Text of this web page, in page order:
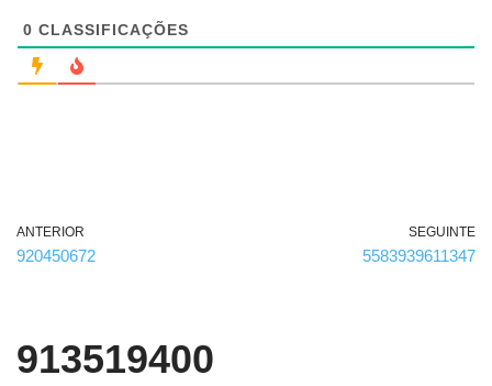
a
ó
0 CLASSIFICAÇÕES
ANTERIOR
920450672
SEGUINTE
5583939611347
913519400